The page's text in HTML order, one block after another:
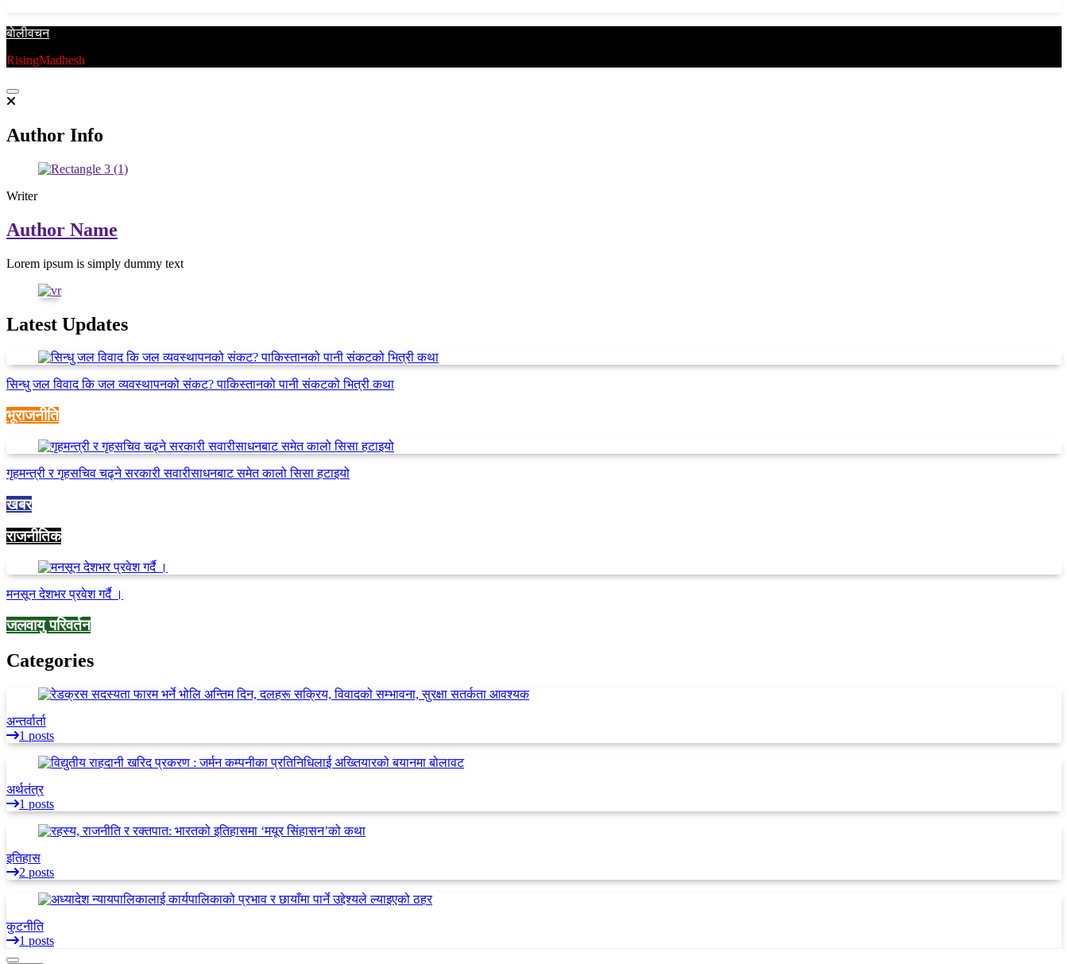
बाेलीवचन
RisingMadhesh
Author Info
Writer
Author Name
Lorem ipsum is simply dummy text
Latest Updates
सिन्धु जल विवाद कि जल व्यवस्थापनको संकट? पाकिस्तानको पानी संकटको भित्री कथा
भूराजनीति
गृहमन्त्री र गृहसचिव चढ्ने सरकारी सवारीसाधनबाट समेत कालो सिसा हटाइयो
खबर
राजनीतिक
मनसून देशभर प्रवेश गर्दै ।
जलवायु परिवर्तन
Categories
अन्तर्वार्ता
1 posts
अर्थतंत्र
1 posts
इतिहास
2 posts
कुटनीति
1 posts